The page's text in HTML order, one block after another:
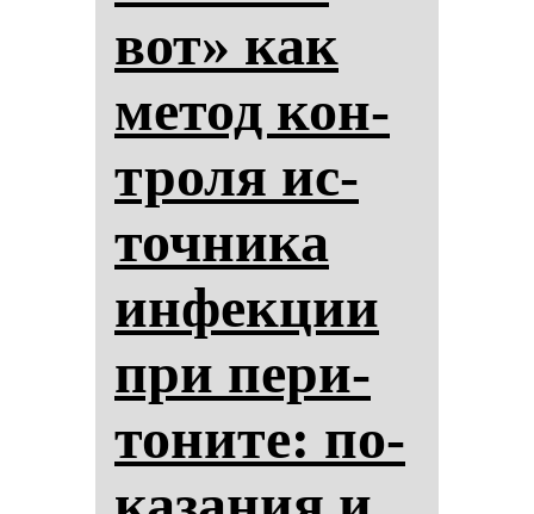
вот» как
ме­тод кон­
тро­ля ис­
точ­ни­ка
ин­фек­ции
при пе­ри­
то­ни­те: по­